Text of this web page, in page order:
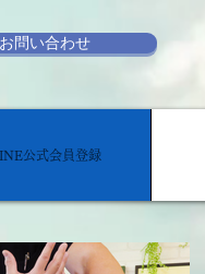
お問い合わせ
公式会員登録